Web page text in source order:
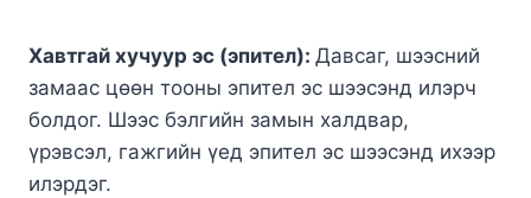
Хавтгай хучуур эс (эпител): Давсаг, шээсний
замаас цөөн тооны эпител эс шээсэнд илэрч
болдог. Шээс бэлгийн замын халдвар,
үрэвсэл, гажгийн үед эпител эс шээсэнд ихээр
илэрдэг.